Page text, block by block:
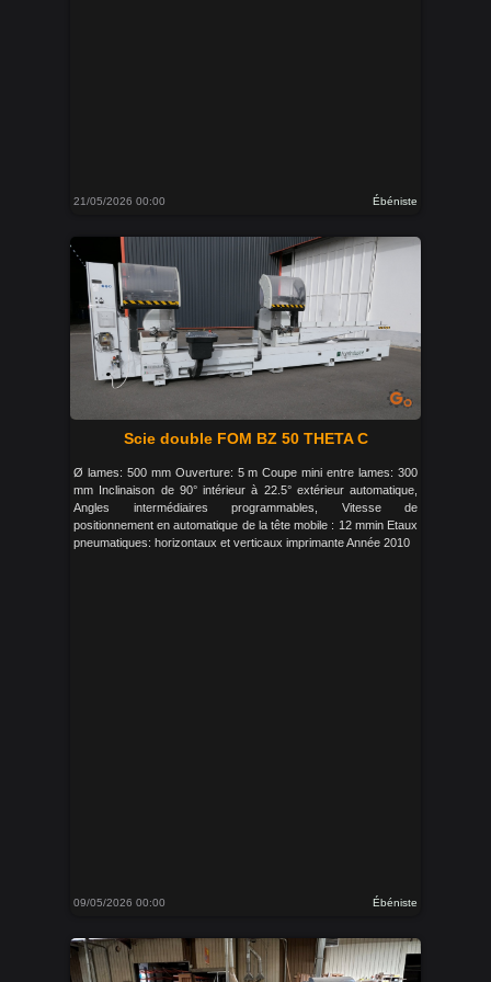
21/05/2026 00:00 Ébéniste
Scie double FOM BZ 50 THETA C
Ø lames: 500 mm Ouverture: 5 m Coupe mini entre lames: 300
mm Inclinaison de 90° intérieur à 22.5° extérieur automatique,
Angles intermédiaires programmables, Vitesse de
positionnement en automatique de la tête mobile : 12 mmin Etaux
pneumatiques: horizontaux et verticaux imprimante Année 2010
09/05/2026 00:00 Ébéniste